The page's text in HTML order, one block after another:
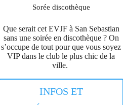
Sorée discothèque
Que serait cet EVJF à San Sebastian
sans une soirée en discothèque ? On
s’occupe de tout pour que vous soyez
VIP dans le club le plus chic de la
ville.
INFOS ET